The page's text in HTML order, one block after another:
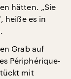
hätten. „Sie
heiße es in
Grab auf
Périphérique-
mit